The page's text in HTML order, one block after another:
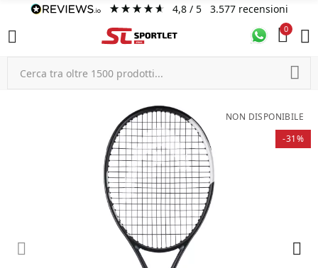
4,8/ 5 3.577 recensioni
0
NON DISPONIBILE
-31%